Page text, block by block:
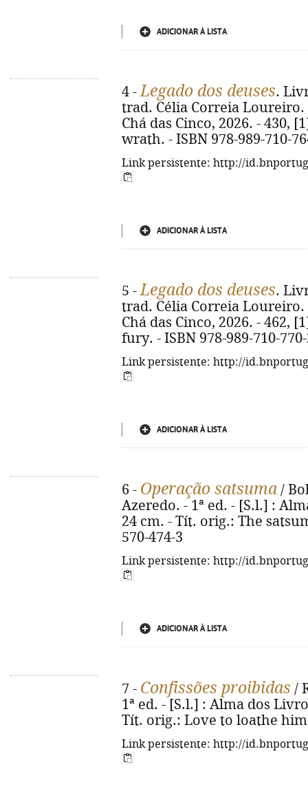
ADICIONAR À LISTA
4 -Legado dos deuses.
trad. Célia Correia Loureiro.
Chá das Cinco, 2026. - 430,
wrath. - ISBN 978-989-710-
Link persistente: http://
ADICIONAR À LISTA
5 -Legado dos deuses.
trad. Célia Correia Loureiro.
Chá das Cinco, 2026. - 462,
fury. - ISBN 978-989-710-
Link persistente: http://
ADICIONAR À LISTA
6 - Operação satsuma /
Azeredo. - 1ª ed. - [S.l.] :
24 cm. - Tít. orig.: The
570-474-3
Link persistente: http://
ADICIONAR À LISTA
7 - Confissões proibidas /
1ª ed. - [S.l.] : Alma dos
Tít. orig.: Love to loathe him.
Link persistente: http://